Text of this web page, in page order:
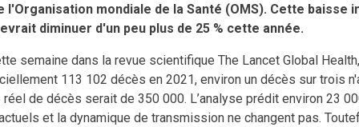
l'Organisation mondiale de la Santé (OMS). Cette baisse
diminuer d'un peu plus de 25 % cette année.
semaine dans la revue scientifique The Lancet Global
113 102 décès en 2021, environ un décès sur trois
de décès serait de 350 000. L’analyse prédit environ 23
et la dynamique de transmission ne changent pas.